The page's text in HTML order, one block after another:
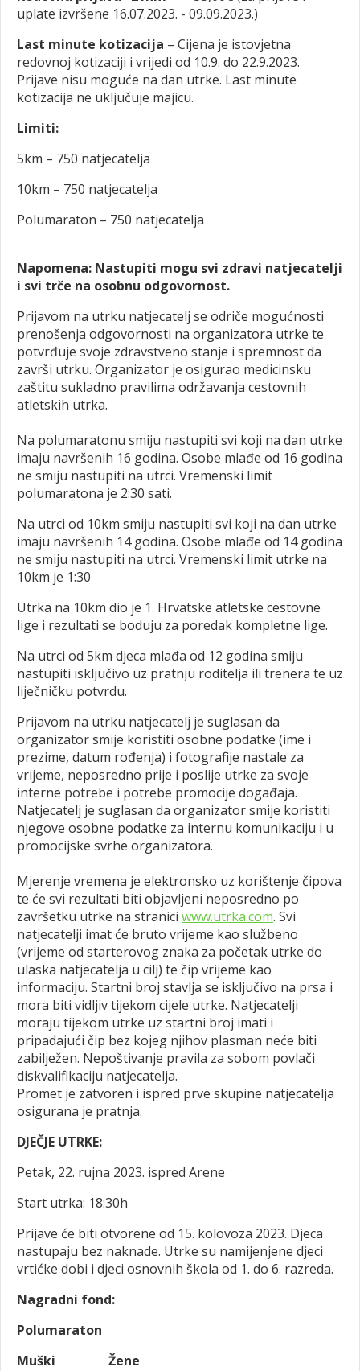
uplate izvršene 16.07.2023. - 09.09.2023.)
Last minute kotizacija – Cijena je istovjetna
redovnoj kotizaciji i vrijedi od 10.9. do 22.9.2023.
Prijave nisu moguće na dan utrke. Last minute
kotizacija ne uključuje majicu.
Limiti:
5km – 750 natjecatelja
10km – 750 natjecatelja
Polumaraton – 750 natjecatelja
Napomena: Nastupiti mogu svi zdravi natjecatelji
i svi trče na osobnu odgovornost.
Prijavom na utrku natjecatelj se odriče mogućnosti
prenošenja odgovornosti na organizatora utrke te
potvrđuje svoje zdravstveno stanje i spremnost da
završi utrku. Organizator je osigurao medicinsku
zaštitu sukladno pravilima održavanja cestovnih
atletskih utrka.
Na polumaratonu smiju nastupiti svi koji na dan utrke
imaju navršenih 16 godina. Osobe mlađe od 16 godina
ne smiju nastupiti na utrci. Vremenski limit
polumaratona je 2:30 sati.
Na utrci od 10km smiju nastupiti svi koji na dan utrke
imaju navršenih 14 godina. Osobe mlađe od 14 godina
ne smiju nastupiti na utrci. Vremenski limit utrke na
10km je 1:30
Utrka na 10km dio je 1. Hrvatske atletske cestovne
lige i rezultati se boduju za poredak kompletne lige.
Na utrci od 5km djeca mlađa od 12 godina smiju
nastupiti isključivo uz pratnju roditelja ili trenera te uz
liječničku potvrdu.
Prijavom na utrku natjecatelj je suglasan da
organizator smije koristiti osobne podatke (ime i
prezime, datum rođenja) i fotografije nastale za
vrijeme, neposredno prije i poslije utrke za svoje
interne potrebe i potrebe promocije događaja.
Natjecatelj je suglasan da organizator smije koristiti
njegove osobne podatke za internu komunikaciju i u
promocijske svrhe organizatora.
Mjerenje vremena je elektronsko uz korištenje čipova
te će svi rezultati biti objavljeni neposredno po
završetku utrke na stranici www.utrka.com. Svi
natjecatelji imat će bruto vrijeme kao službeno
(vrijeme od starterovog znaka za početak utrke do
ulaska natjecatelja u cilj) te čip vrijeme kao
informaciju. Startni broj stavlja se isključivo na prsa i
mora biti vidljiv tijekom cijele utrke. Natjecatelji
moraju tijekom utrke uz startni broj imati i
pripadajući čip bez kojeg njihov plasman neće biti
zabilježen. Nepoštivanje pravila za sobom povlači
diskvalifikaciju natjecatelja.
Promet je zatvoren i ispred prve skupine natjecatelja
osigurana je pratnja.
DJEČJE UTRKE:
Petak, 22. rujna 2023. ispred Arene
Start utrka: 18:30h
Prijave će biti otvorene od 15. kolovoza 2023. Djeca
nastupaju bez naknade. Utrke su namijenjene djeci
vrtićke dobi i djeci osnovnih škola od 1. do 6. razreda.
Nagradni fond:
Polumaraton
Muški
Žene